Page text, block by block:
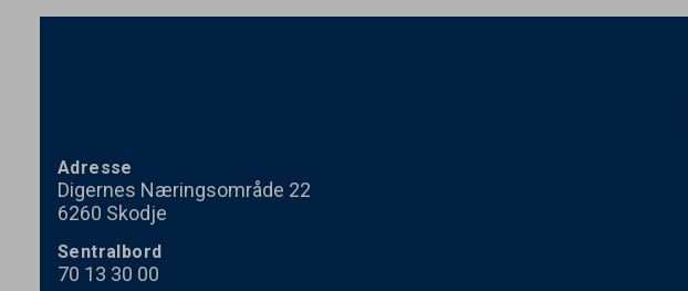
Adresse
Digernes Næringsområde 22
6260 Skodje
Sentralbord
70 13 30 00